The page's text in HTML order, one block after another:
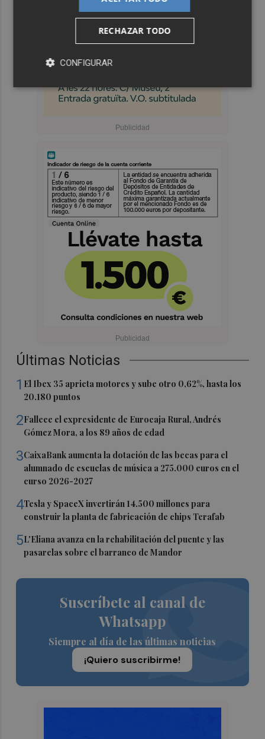
Últimas Noticias
1 El Ibex 35 aprieta motores y sube otro 0,62%, hasta los
20.180 puntos
2Fallece el expresidente de Eurocaja Rural, Andrés
Gómez Mora, a los 89 años de edad
3CaixaBank aumenta la dotación de las becas para el
alumnado de escuelas de música a 275.000 euros en el
curso 2026-2027
4Tesla y SpaceX invertirán 14.500 millones para
construir la planta de fabricación de chips Terafab
5L'Eliana avanza en la rehabilitación del puente y las
pasarelas sobre el barranco de Mandor
Suscríbete al canal de
Whatsapp
Siempre al día de las últimas noticias
¡Quiero suscribirme!
RECHAZAR TODO
CONFIGURAR